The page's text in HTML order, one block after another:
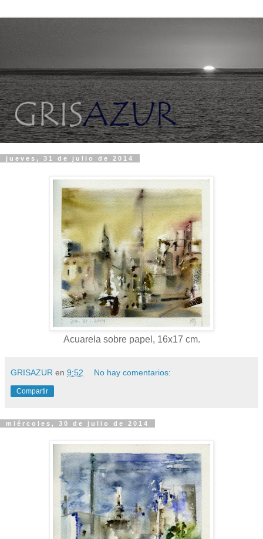
jueves, 31 de julio de 2014
Acuarela sobre papel, 16x17 cm.
GRISAZUR en 9:52 No hay comentarios:
Compartir
miércoles, 30 de julio de 2014